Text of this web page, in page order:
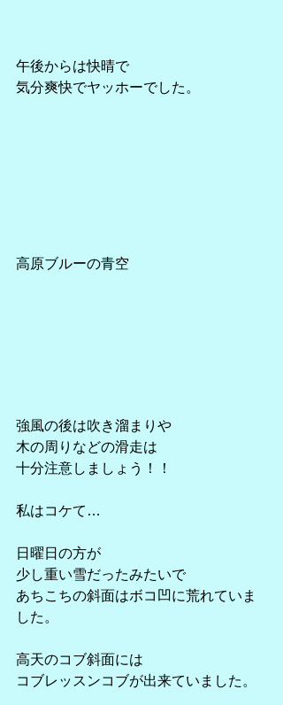
午後からは快晴で
気分爽快でヤッホーでした。
高原ブルーの青空
強風の後は吹き溜まりや
木の周りなどの滑走は
十分注意しましょう！！
私はコケて…
日曜日の方が
少し重い雪だったみたいで
あちこちの斜面はボコ凹に荒れていま
した。
高天のコブ斜面には
コブレッスンコブが出来ていました。